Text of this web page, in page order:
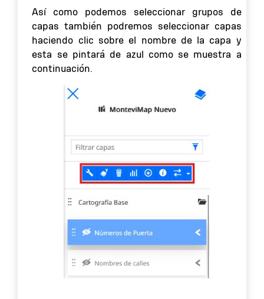
Así como podemos seleccionar grupos de
capas también podremos seleccionar capas
haciendo clic sobre el nombre de la capa y
esta se pintará de azul como se muestra a
continuación.